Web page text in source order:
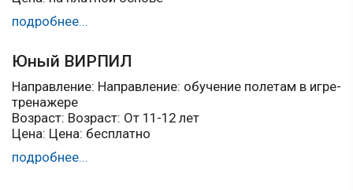
подробнее...
Юный ВИРПИЛ
Направление: Направление: обучение полетам в игре-
тренажере
Возраст: Возраст: От 11-12 лет
Цена: Цена: бесплатно
подробнее...